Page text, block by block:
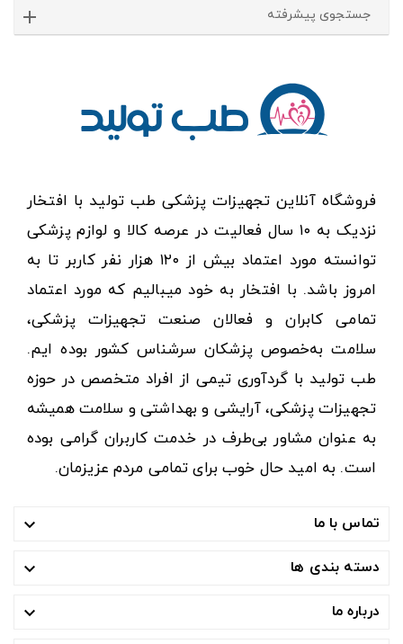
جستجوی پیشرفته
فروشگاه آنلاین تجهیزات پزشکی طب تولید با افتخار
نزدیک به ۱۰ سال فعالیت در عرصه کالا و لوازم پزشکی
توانسته مورد اعتماد بیش از ۱۲۰ هزار نفر کاربر تا به
امروز باشد. با افتخار به خود میبالیم که مورد اعتماد
تمامی کابران و فعالان صنعت تجهیزات پزشکی،
سلامت به‌خصوص پزشکان سرشناس کشور بوده ایم.
طب تولید با گردآوری تیمی از افراد متخصص در حوزه
تجهیزات پزشکی، آرایشی و بهداشتی و سلامت همیشه
به عنوان مشاور بی‌طرف در خدمت کاربران گرامی بوده
است. به امید حال خوب برای تمامی مردم عزیزمان.
تماس با ما 
دسته بندی ها 
درباره ما 